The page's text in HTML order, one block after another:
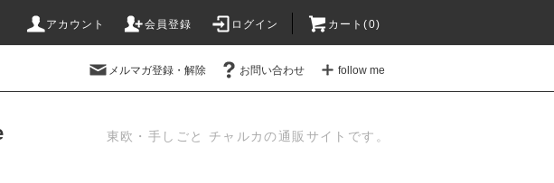
アカウント 会員登録 ログイン カート(0)
メルマガ登録・解除 お問い合わせ follow me
東欧・手しごと チャルカの通販サイトです。